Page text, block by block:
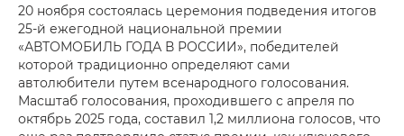
20 ноября состоялась церемония подведения итогов
25-й ежегодной национальной премии
«АВТОМОБИЛЬ ГОДА В РОССИИ», победителей
которой традиционно определяют сами
автолюбители путем всенародного голосования.
Масштаб голосования, проходившего с апреля по
октябрь 2025 года, составил 1,2 миллиона голосов, что